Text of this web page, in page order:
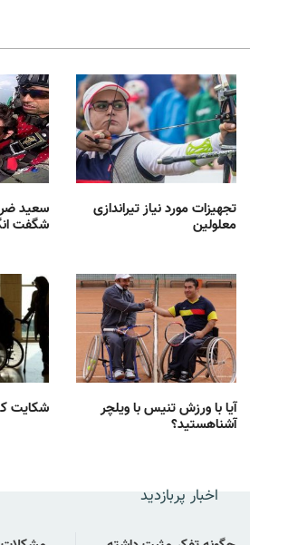
سعید
شگفت
تجهیزات مورد نیاز تیراندازی
معلولین
شکایت آیا با ورزش تنیس با ویلچر
آشناهستید؟
اخبار پربازدید